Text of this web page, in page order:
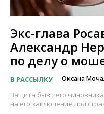
Экс-глава
Александр
по делу о
В РАССЫЛКУ Оксана
Защита бывшего
на его заключение под